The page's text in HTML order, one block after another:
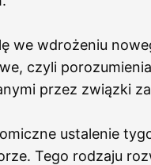
we wdrożeniu
czyli
przez związki
ustalenie
Tego rodzaju